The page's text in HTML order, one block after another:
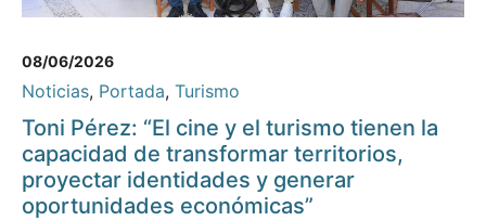
08/06/2026
Noticias, Portada, Turismo
Toni Pérez: “El cine y el turismo tienen la
capacidad de transformar territorios,
proyectar identidades y generar
oportunidades económicas”